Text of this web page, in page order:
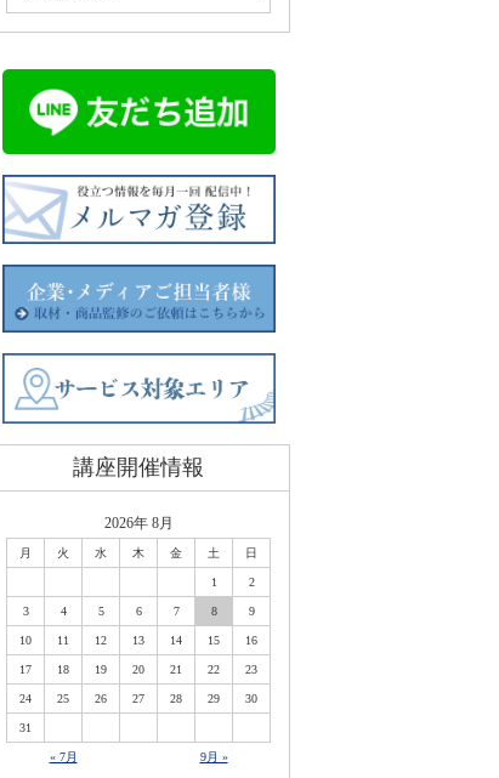
講座開催情報
2026年 8月
月 火 水 木 金 土 日
1 2
3 4 5 6 7 8 9
10 11 12 13 14 15 16
17 18 19 20 21 22 23
24 25 26 27 28 29 30
31
« 7月 9月 »